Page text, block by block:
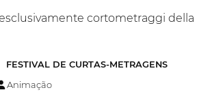
cortometraggi
FESTIVAL DE CURTAS-METRAGENS
Animação